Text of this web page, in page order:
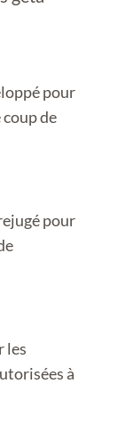
pour
de
pour
les
à